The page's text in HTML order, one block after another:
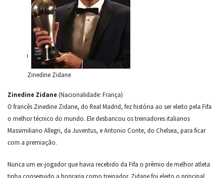
Zinedine Zidane
Zinedine Zidane(Nacionalidade: França)
O francês Zinedine Zidane, do Real Madrid, fez história ao ser eleito pela Fifa
o melhor técnico do mundo. Ele desbancou os treinadores italianos
Massimiliano Allegri, da Juventus, e Antonio Conte, do Chelsea, para ficar
com a premiação.
Nunca um ex-jogador que havia recebido da Fifa o prêmio de melhor atleta
tinha conseguido a honraria como treinador. Zidane foi eleito o principal